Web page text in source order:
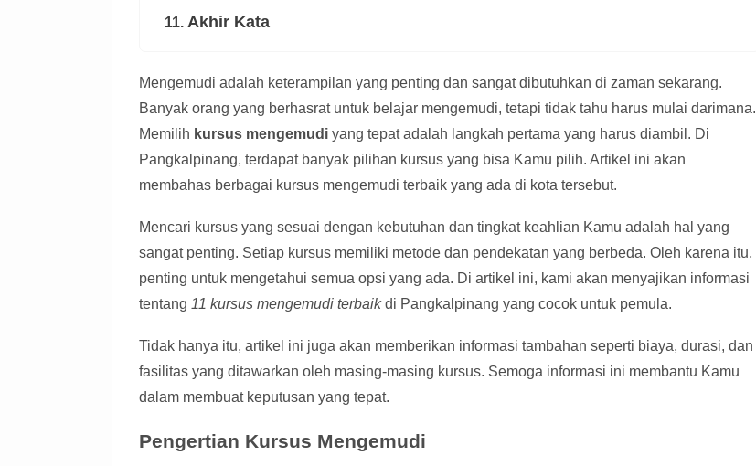
11. Akhir Kata
Mengemudi adalah keterampilan yang penting dan sangat dibutuhkan di zaman sekarang.
Banyak orang yang berhasrat untuk belajar mengemudi, tetapi tidak tahu harus mulai darimana.
Memilih kursus mengemudi yang tepat adalah langkah pertama yang harus diambil. Di
Pangkalpinang, terdapat banyak pilihan kursus yang bisa Kamu pilih. Artikel ini akan
membahas berbagai kursus mengemudi terbaik yang ada di kota tersebut.
Mencari kursus yang sesuai dengan kebutuhan dan tingkat keahlian Kamu adalah hal yang
sangat penting. Setiap kursus memiliki metode dan pendekatan yang berbeda. Oleh karena itu,
penting untuk mengetahui semua opsi yang ada. Di artikel ini, kami akan menyajikan informasi
tentang 11 kursus mengemudi terbaikdi Pangkalpinang yang cocok untuk pemula.
Tidak hanya itu, artikel ini juga akan memberikan informasi tambahan seperti biaya, durasi, dan
fasilitas yang ditawarkan oleh masing-masing kursus. Semoga informasi ini membantu Kamu
dalam membuat keputusan yang tepat.
Pengertian Kursus Mengemudi